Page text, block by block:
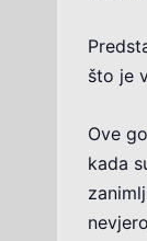
što je
Ove
kada